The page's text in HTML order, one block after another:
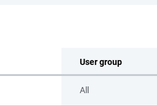
User group
All